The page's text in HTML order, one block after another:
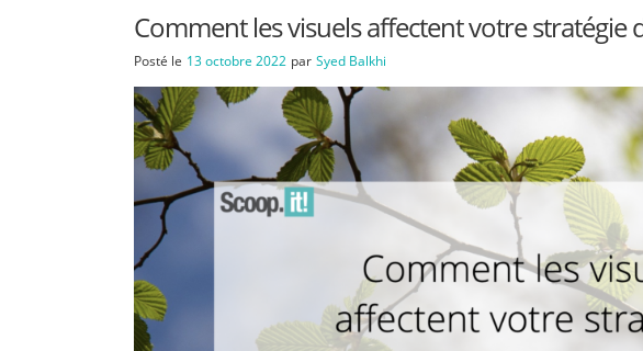
Comment les visuels affectent votre
Posté le 13 octobre 2022 par Syed Balkhi